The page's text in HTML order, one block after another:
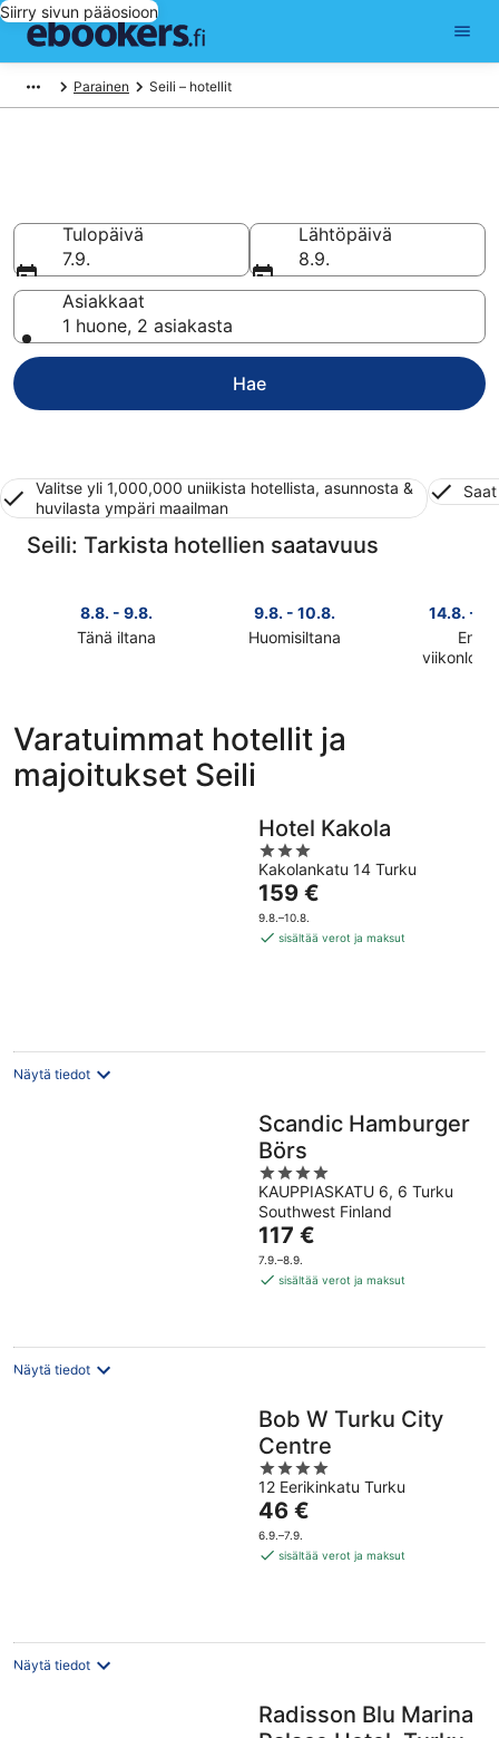
Siirry sivun pääosioon
Parainen Seili – hotellit
Tulopäivä
7.9.
Lähtöpäivä
8.9.
Asiakkaat
1 huone, 2 asiakasta
Hae
Valitse yli 1,000,000 uniikista hotellista, asunnosta &
huvilasta ympäri maailman
Seili: Tarkista hotellien saatavuus
8.8. - 9.8.
Tänä iltana
hinnat
täksi
illaksi
eli
9.8. - 10.8.
Huomisiltana
hinnat
huomisillaksi
eli
9.8.
10.8.
14.8. -
Ensi
16.8.
Varatuimmat hotellit ja
majoitukset Seili
Hotel Kakola
3
out
of
5
Kakolankatu 14 Turku
Hinta
on
159 €
159 €
9.8.–10.8.
sisältää verot ja maksut
Näytä tiedot
Scandic Hamburger
Börs
4
out
of
5
KAUPPIASKATU 6, 6 Turku
Southwest Finland
Hinta
on
117 €
117 €
7.9.–8.9.
sisältää verot ja maksut
Näytä tiedot
Bob W Turku City
Centre
4
out
of
5
12 Eerikinkatu Turku
Hinta
on
46 €
46 €
6.9.–7.9.
sisältää verot ja maksut
Näytä tiedot
Radisson Blu Marina